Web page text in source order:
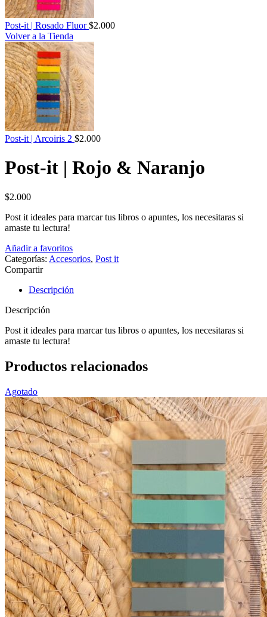
Post-it | Rosado Fluor$2.000
Volver a la Tienda
Post-it | Arcoiris 2 $2.000
Post-it | Rojo & Naranjo
$2.000
Post it ideales para marcar tus libros o apuntes, los necesitaras si
amaste tu lectura!
Añadir a favoritos
Categorías: Accesorios, Post it
Compartir
Descripción
Descripción
Post it ideales para marcar tus libros o apuntes, los necesitaras si
amaste tu lectura!
Productos relacionados
Agotado